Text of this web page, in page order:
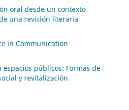
oral desde un contexto
una revisión literaria
in Communication
públicos: Formas de
y revitalización